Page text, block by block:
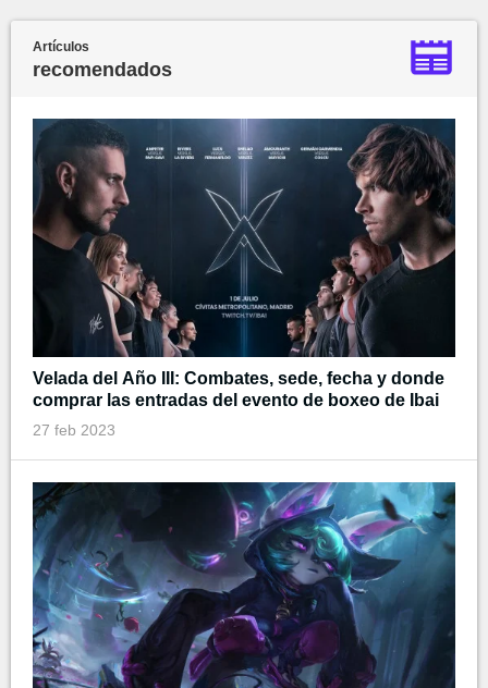
Artículos
recomendados
Velada del Año III: Combates, sede, fecha y donde
comprar las entradas del evento de boxeo de Ibai
27 feb 2023